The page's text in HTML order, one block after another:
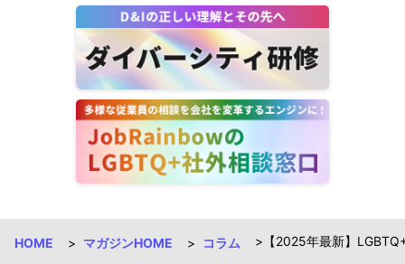
HOME マガジンHOME コラム 【2025年最新】